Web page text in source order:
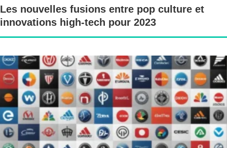
Les nouvelles fusions entre pop culture et
innovations high-tech pour 2023